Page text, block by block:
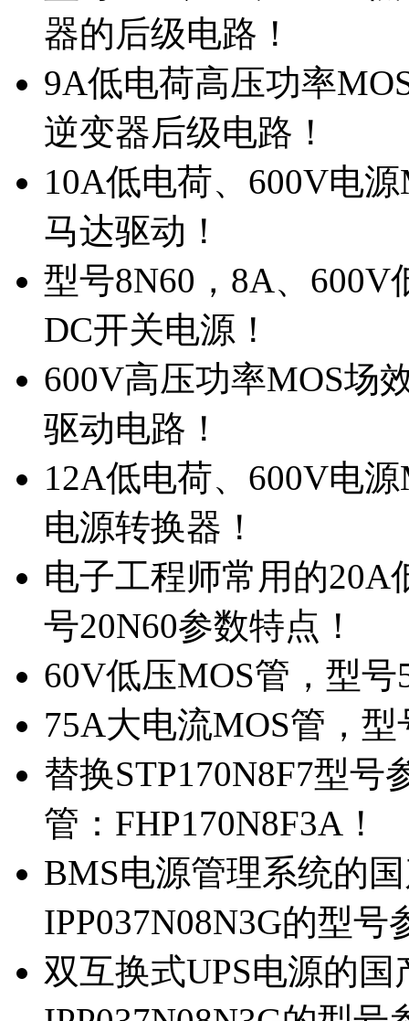
器的后级电路！
9A低电荷高压功率
逆变器后级电路！
10A低电荷、600V电
马达驱动！
型号8N60，8A、
DC开关电源！
600V高压功率MOS场
驱动电路！
12A低电荷、600V电
电源转换器！
电子工程师常用的20A
号20N60参数特点！
60V低压MOS管，型
75A大电流MOS管，
替换STP170N8F7型
管：FHP170N8F3A！
BMS电源管理系统的
IPP037N08N3G的型号
双互换式UPS电源的